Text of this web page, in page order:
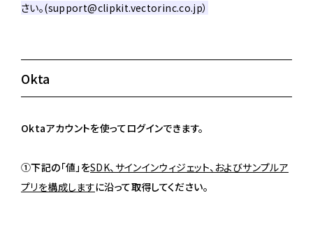
さい。(support@clipkit.vectorinc.co.jp）
Okta
Oktaアカウントを使ってログインできます。
①下記の「値」をSDK、サインインウィジェット、およびサンプルア
プリを構成しますに沿って取得してください。